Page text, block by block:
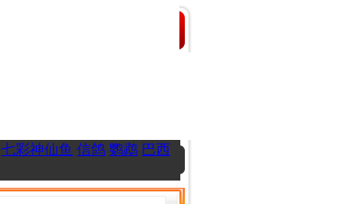
七彩神仙鱼 信鸽 鹦鹉 巴西